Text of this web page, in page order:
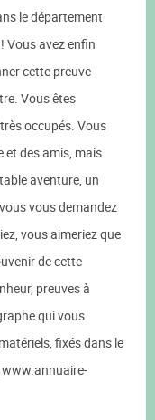
le département
Vous avez enfin
cette preuve
Vous êtes
occupés. Vous
et des amis, mais
aventure, un
vous demandez
vous aimeriez que
de cette
preuves à
qui vous
fixés dans le
www.annuaire-